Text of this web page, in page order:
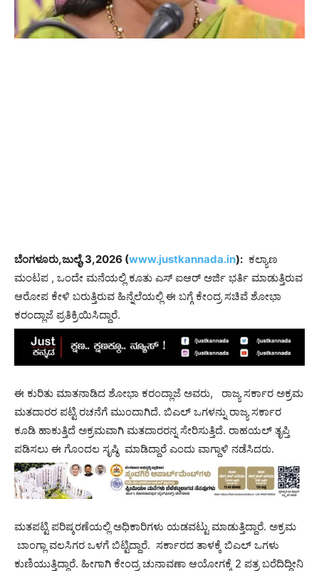
ಬೆಂಗಳೂರು,ಜುಲೈ,3,2026 (www.justkannada.in): ಕಲ್ಯಾಣ
ಮಂಟಪ , ಒಂದೇ ಮನೆಯಲ್ಲಿ ಕೂತು ಎಸ್ ಐಆರ್ ಅರ್ಜಿ ಭರ್ತಿ ಮಾಡುತ್ತಿರುವ
ಆರೋಪ ಕೇಳಿ ಬರುತ್ತಿರುವ ಹಿನ್ನೆಲೆಯಲ್ಲಿ ಈ ಬಗ್ಗೆ ಕೇಂದ್ರ ಸಚಿವೆ ಶೋಭಾ
ಕರಂದ್ಲಾಜೆ ಪ್ರತಿಕ್ರಿಯಿಸಿದ್ದಾರೆ.
ಈ ಕುರಿತು ಮಾತನಾಡಿದ ಶೋಭಾ ಕರಂದ್ಲಾಜೆ ಅವರು, ರಾಜ್ಯ ಸರ್ಕಾರ ಅಕ್ರಮ
ಮತದಾರರ ಪಟ್ಟಿ ರಚನೆಗೆ ಮುಂದಾಗಿದೆ. ಬಿಎಲ್ ಒಗಳನ್ನು ರಾಜ್ಯ ಸರ್ಕಾರ
ಕೂಡಿ ಹಾಕುತ್ತಿದೆ ಅಕ್ರಮವಾಗಿ ಮತದಾರರನ್ನ ಸೇರಿಸುತ್ತಿದೆ. ರಾಹಯಲ್ ತೃಪ್ತಿ
ಪಡಿಸಲು ಈ ಗೊಂದಲ ಸೃಷ್ಠಿ ಮಾಡಿದ್ದಾರೆ ಎಂದು ವಾಗ್ದಾಳಿ ನಡೆಸಿದರು.
ಮತಪಟ್ಟಿ ಪರಿಷ್ಕರಣೆಯಲ್ಲಿ ಅಧಿಕಾರಿಗಳು ಯಡವಟ್ಟು ಮಾಡುತ್ತಿದ್ದಾರೆ. ಅಕ್ರಮ
ಬಾಂಗ್ಲಾ ವಲಸಿಗರ ಒಳಗೆ ಬಿಟ್ಟಿದ್ದಾರೆ. ಸರ್ಕಾರದ ತಾಳಕ್ಕೆ ಬಿಎಲ್ ಒಗಳು
ಕುಣಿಯುತ್ತಿದ್ದಾರೆ. ಹೀಗಾಗಿ ಕೇಂದ್ರ ಚುನಾವಣಾ ಆಯೋಗಕ್ಕೆ 2 ಪತ್ರ ಬರೆದಿದ್ದೀನಿ